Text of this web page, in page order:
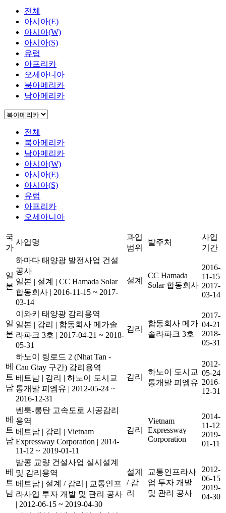
전체
아시아(E)
아시아(W)
아시아(S)
유럽
아프리카
오세아니아
북아메리카
남아메리카
전체
북아메리카
남아메리카
아시아(W)
아시아(E)
아시아(S)
유럽
아프리카
오세아니아
국
가
사업명
과업
범위
발주처
사업
기간
일
본
하마다 태양광 발전사업 건설
공사
일본 | 설계 | CC Hamada Solar
합동회사 | 2016-11-15 ~ 2017-
03-14
설계
CC Hamada
Solar 합동회사
2016-
11-15
2017-
03-14
일
본
이와키 태양광 감리용역
일본 | 감리 | 합동회사 메가솔
라파크 3호 | 2017-04-21 ~ 2018-
05-31
감리
합동회사 메가
솔라파크 3호
2017-
04-21
2018-
05-31
베
트
남
하노이 링로드 2 (Nhat Tan -
Cau Giay 구간) 감리용역
베트남 | 감리 | 하노이 도시교
통개발 피엠유 | 2012-05-24 ~
2016-12-31
감리
하노이 도시교
통개발 피엠유
2012-
05-24
2016-
12-31
베
트
남
벤룩-롱탄 고속도로 시공감리
용역
베트남 | 감리 | Vietnam
Expressway Corporation | 2014-
11-12 ~ 2019-01-11
감리
Vietnam
Expressway
Corporation
2014-
11-12
2019-
01-11
베
트
남
밤콩 교량 건설사업 실시설계
및 감리용역
베트남 | 설계 / 감리 | 교통인프
라사업 투자 개발 및 관리 공사
| 2012-06-15 ~ 2019-04-30
설계
/ 감
리
교통인프라사
업 투자 개발
및 관리 공사
2012-
06-15
2019-
04-30